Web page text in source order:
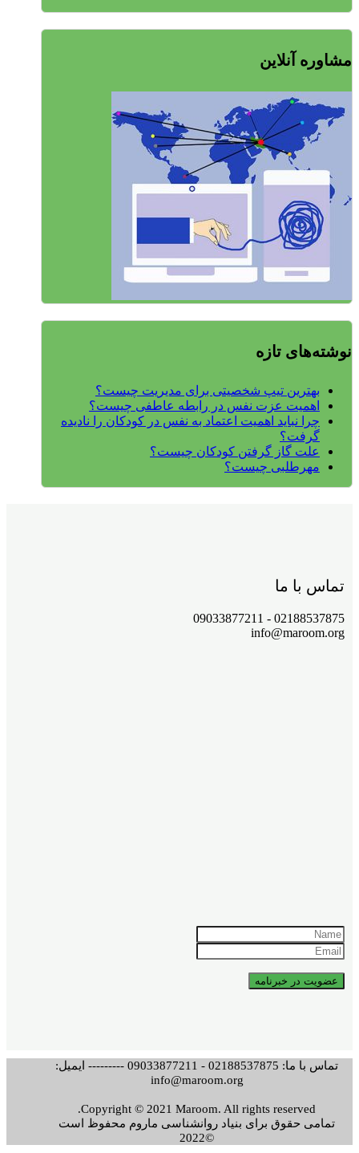
مشاوره آنلاین
نوشته‌های تازه
بهترین تیپ شخصیتی برای مدیریت چیست؟
اهمیت عزت نفس در رابطه عاطفی چیست؟
چرا نباید اهمیت اعتماد به نفس در کودکان را نادیده
گرفت؟
علت گاز گرفتن کودکان چیست؟
مهرطلبی چیست؟
تماس با ما
02188537875 - 09033877211
info@maroom.org
تماس با ما: 02188537875 - 09033877211 --------- ایمیل:
info@maroom.org
Copyright © 2021 Maroom. All rights reserved.
تمامی حقوق برای بنیاد روانشناسی ماروم محفوظ است
©2022